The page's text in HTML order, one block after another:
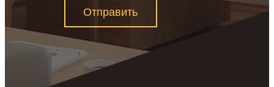
Отправить